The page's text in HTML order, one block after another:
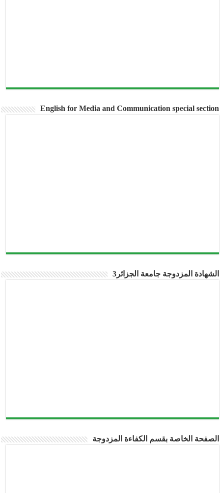
English for Media and Communication special section
الشهادة المزدوجة جامعة الجزائر3
الصفحة الخاصة بقسم الكفاءة المزدوجة